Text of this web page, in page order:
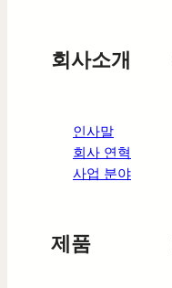
회사소개
인사말
회사 연혁
사업 분야
제품